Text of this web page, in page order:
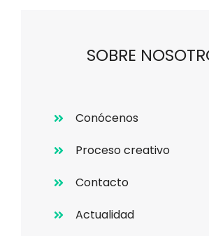
SOBRE
Conócenos
Proceso creativo
Contacto
Actualidad